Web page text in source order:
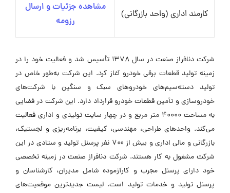
کارمند اداری (واحد بازرگانی)
مشاهده جزئیات و ارسال
رزومه
شرکت دنافراز صنعت در سال ۱۳۷۸ تأسیس شد و فعالیت خود را در
زمینه تولید قطعات برقی خودرو آغاز کرد. این شرکت به‌طور خاص در
تولید دسته‌سیم‌های خودروهای سبک و سنگین با شرکت‌های
خودروسازی و تأمین قطعات خودرو قرارداد دارد. این شرکت در فضایی
به مساحت ۴۰۰۰۰ متر مربع و در چهار سایت تولیدی و اداری فعالیت
می‌کند. واحدهای طراحی، مهندسی، کیفیت، برنامه‌ریزی و لجستیک،
بازرگانی و مالی اداری و بیش از ۷۰۰ نفر پرسنل تولید و ستادی در این
شرکت مشغول به کار هستند. شرکت دنافراز صنعت در زمینه تخصصی
خود دارای پرسنل مجرب و کارآزموده شامل مدیران، کارشناسان و
پرسنل تولید و خدمات تولید است. لیست جدیدترین موقعیت‌های